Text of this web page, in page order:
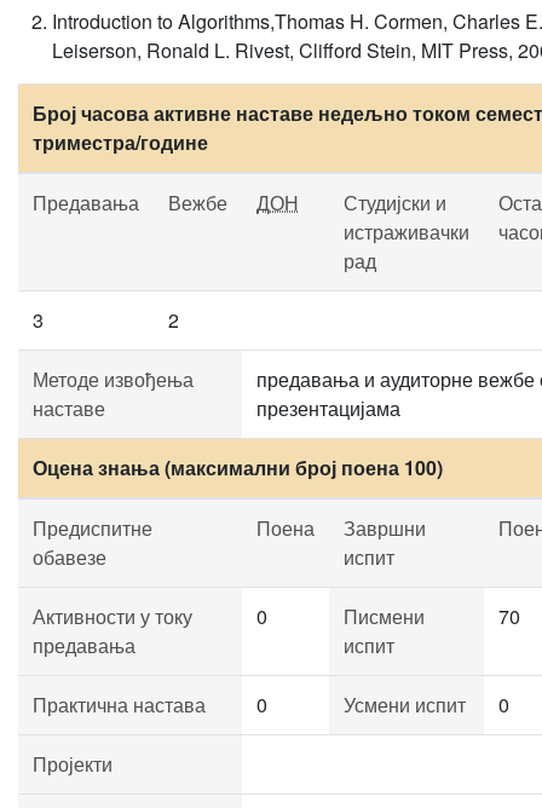
Introduction to Algorithms,Thomas H. Cormen, Charles E.
Leiserson, Ronald L. Rivest, Clifford Stein, MIT Press,
Број часова активне наставе недељно током
триместра/године
Предавања Вежбе ДОН
Студијски и
истраживачки
рад
3 2
Методе извођења
наставе
предавања и аудиторне вежбе
презентацијама
Оцена знања (максимални број поена 100)
Предиспитне
обавезе
Поена
Завршни
испит
Активности у току
предавања
0
Писмени
испит
70
Практична настава 0 Усмени испит 0
Пројекти